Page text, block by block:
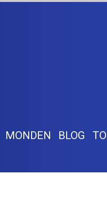
MONDEN BLOG